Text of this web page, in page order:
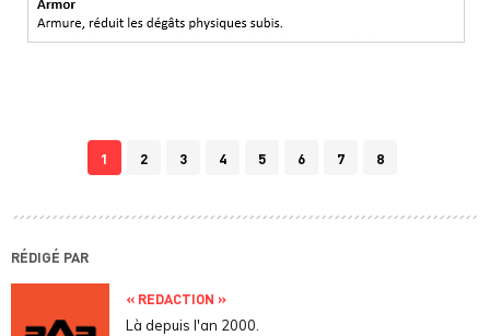
1 2 3 4 5 6 7 8
RÉDIGÉ PAR
« REDACTION »
Là depuis l'an 2000.